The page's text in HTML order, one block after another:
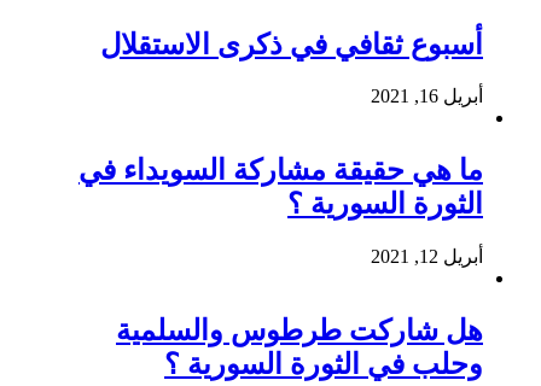
أسبوع ثقافي في ذكرى الاستقلال
أبريل 16, 2021
ما هي حقيقة مشاركة السويداء في
الثورة السورية ؟
أبريل 12, 2021
هل شاركت طرطوس والسلمية
وحلب في الثورة السورية ؟